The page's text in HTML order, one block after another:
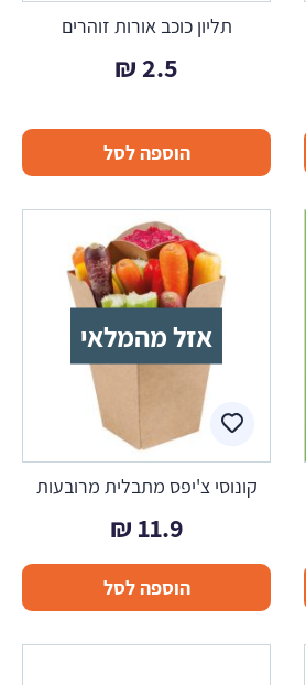
תליון כוכב אורות זוהרים
2.5
₪
הוספה לסל
אזל מהמלאי
קונוסי צ'יפס מתבלית מרובעות
11.9
₪
הוספה לסל